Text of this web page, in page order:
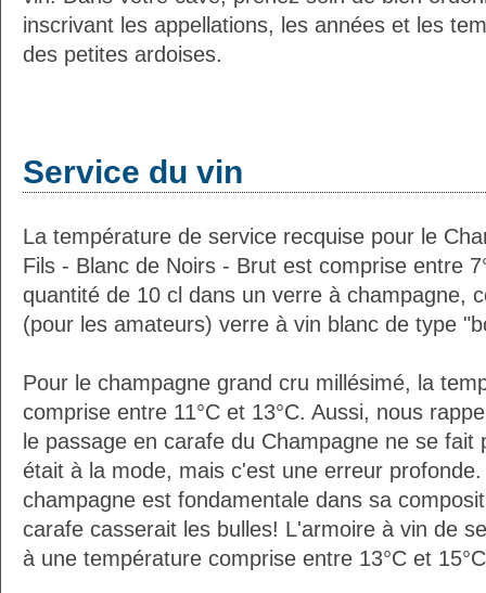
inscrivant les appellations, les années et les
des petites ardoises.
Service du vin
La température de service recquise pour le
Fils - Blanc de Noirs - Brut est comprise entre
quantité de 10 cl dans un verre à champagne,
(pour les amateurs) verre à vin blanc de type
Pour le champagne grand cru millésimé, la
comprise entre 11°C et 13°C. Aussi, nous
le passage en carafe du Champagne ne se
était à la mode, mais c'est une erreur
champagne est fondamentale dans sa
carafe casserait les bulles! L'armoire à vin de
à une température comprise entre 13°C et